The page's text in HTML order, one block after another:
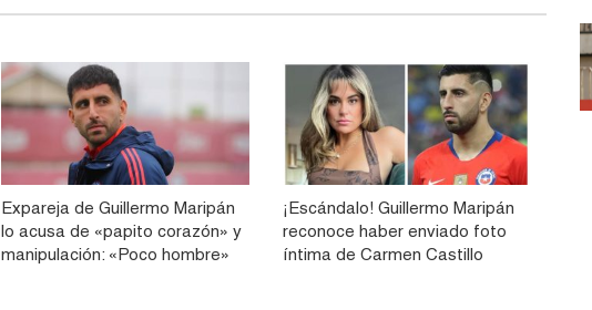
Expareja de Guillermo Maripán
lo acusa de «papito corazón» y
manipulación: «Poco hombre»
¡Escándalo! Guillermo Maripán
reconoce haber enviado foto
íntima de Carmen Castillo